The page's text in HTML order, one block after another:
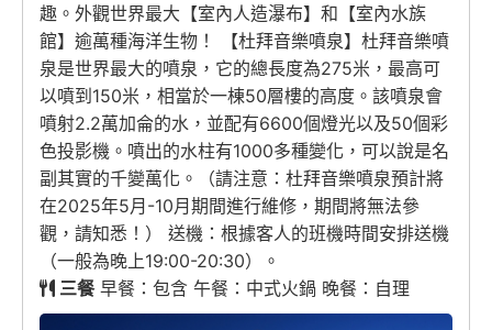
趣。外觀世界最大【室內人造瀑布】和【室內水族
館】逾萬種海洋生物！ 【杜拜音樂噴泉】杜拜音樂噴
泉是世界最大的噴泉，它的總長度為275米，最高可
以噴到150米，相當於一棟50層樓的高度。該噴泉會
噴射2.2萬加侖的水，並配有6600個燈光以及50個彩
色投影機。噴出的水柱有1000多種變化，可以說是名
副其實的千變萬化。（請注意：杜拜音樂噴泉預計將
在2025年5月-10月期間進行維修，期間將無法參
觀，請知悉！） 送機：根據客人的班機時間安排送機
（一般為晚上19:00-20:30）。
三餐早餐：包含 午餐：中式火鍋 晚餐：自理